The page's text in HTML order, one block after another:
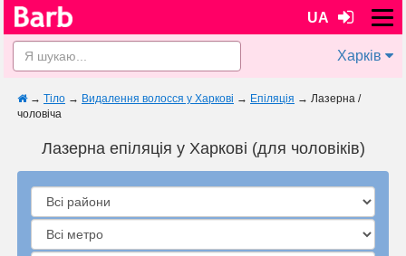
UA
Харків
→ Тіло → Видалення волосся у Харкові → Епіляція → Лазерна /
чоловіча
Лазерна епіляція у Харкові (для чоловіків)